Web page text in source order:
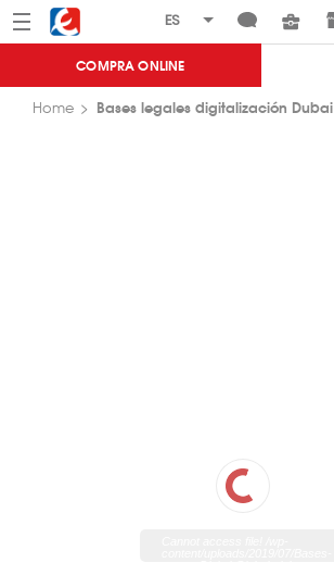
Menú Eroski
COMPRA ONLINE
Home Bases legales digitalización Dubai